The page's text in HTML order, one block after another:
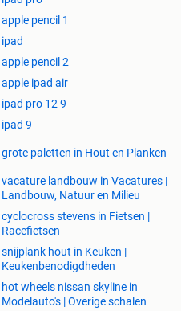
apple pencil 1
ipad
apple pencil 2
apple ipad air
ipad pro 12 9
ipad 9
grote paletten in Hout en Planken
vacature landbouw in Vacatures |
Landbouw, Natuur en Milieu
cyclocross stevens in Fietsen |
Racefietsen
snijplank hout in Keuken |
Keukenbenodigdheden
hot wheels nissan skyline in
Modelauto's | Overige schalen